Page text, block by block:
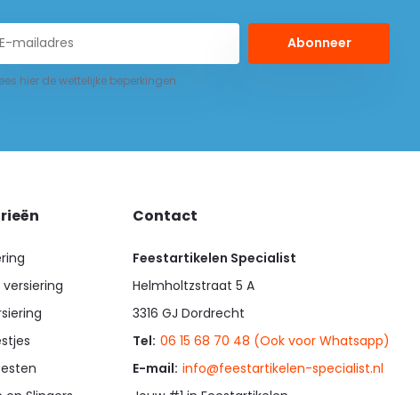
Abonneer
hier de wettelijke beperkingen
Contact
Feestartikelen Specialist
Helmholtzstraat 5 A
3316 GJ Dordrecht
Tel: 06 15 68 70 48 (Ook voor Whatsapp)
E-mail: info@feestartikelen-specialist.nl